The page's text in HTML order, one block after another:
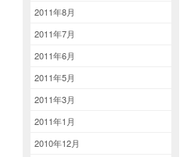
2011年8月
2011年7月
2011年6月
2011年5月
2011年3月
2011年1月
2010年12月